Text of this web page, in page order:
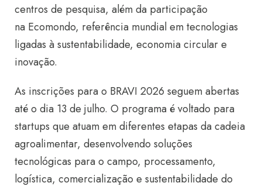
centros de pesquisa, além da participação
na Ecomondo, referência mundial em tecnologias
ligadas à sustentabilidade, economia circular e
inovação.
As inscrições para o BRAVI 2026 seguem abertas
até o dia 13 de julho. O programa é voltado para
startups que atuam em diferentes etapas da cadeia
agroalimentar, desenvolvendo soluções
tecnológicas para o campo, processamento,
logística, comercialização e sustentabilidade do